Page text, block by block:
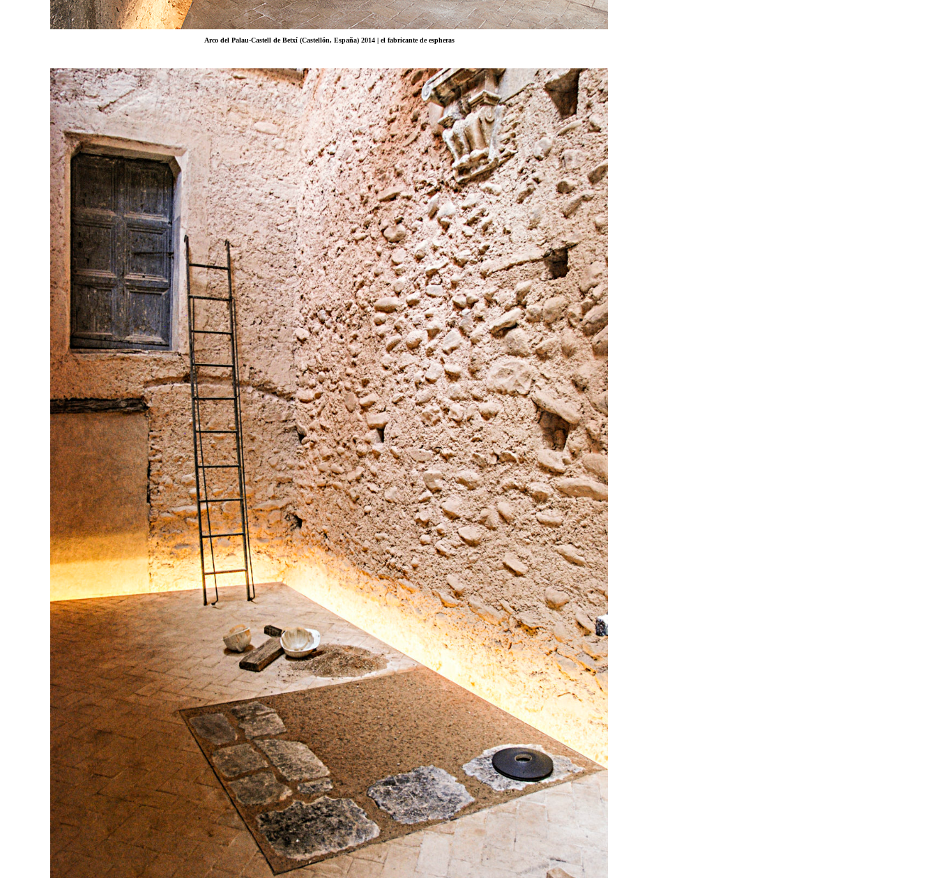
Arco del Palau-Castell de Betxí (Castellón, España) 2014 | el fabricante de espheras